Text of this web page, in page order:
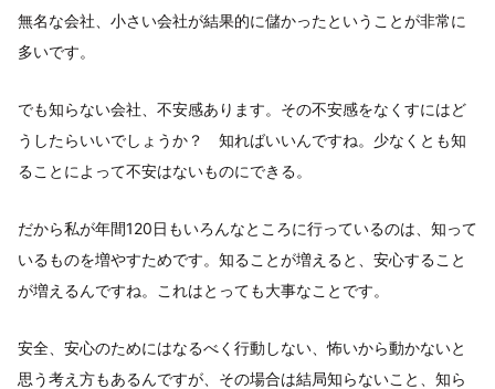
無名な会社、小さい会社が結果的に儲かったということが非常に
多いです。
でも知らない会社、不安感あります。その不安感をなくすにはど
うしたらいいでしょうか？ 知ればいいんですね。少なくとも知
ることによって不安はないものにできる。
だから私が年間120日もいろんなところに行っているのは、知って
いるものを増やすためです。知ることが増えると、安心すること
が増えるんですね。これはとっても大事なことです。
安全、安心のためにはなるべく行動しない、怖いから動かないと
思う考え方もあるんですが、その場合は結局知らないこと、知ら